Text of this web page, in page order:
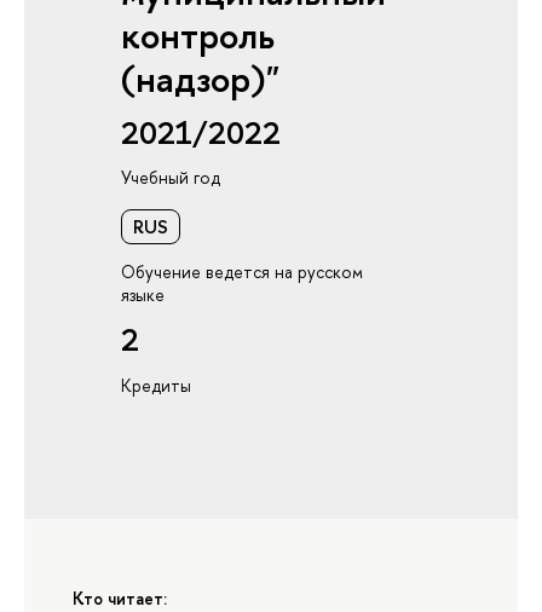
контроль
(надзор)"
2021/2022
Учебный год
RUS
Обучение ведется на русском
языке
2
Кредиты
Кто читает: